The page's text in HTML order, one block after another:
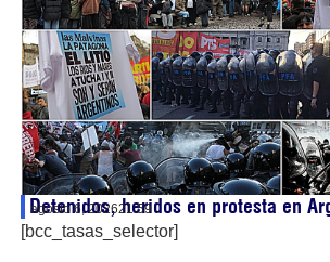
Detenidos, heridos en protesta en
agosto 6, 202621:59
[bcc_tasas_selector]